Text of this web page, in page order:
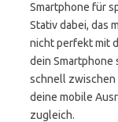
Smartphone für
Stativ dabei, das
nicht perfekt mit
dein Smartphone
schnell zwischen
deine mobile
zugleich.